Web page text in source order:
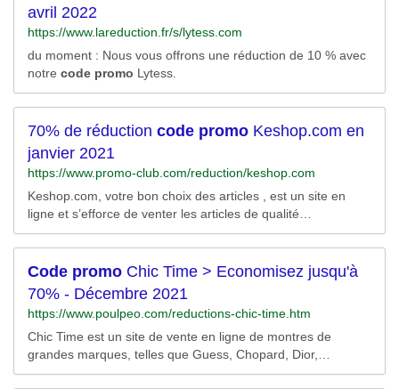
avril 2022
https://www.lareduction.fr/s/lytess.com
du moment : Nous vous offrons une réduction de 10 % avec
notre code promo Lytess.
70% de réduction code promo Keshop.com en
janvier 2021
https://www.promo-club.com/reduction/keshop.com
Keshop.com, votre bon choix des articles , est un site en
ligne et s’efforce de venter les articles de qualité
exceptionnele. Keshop.com vous présente une large gamme
de produits indispensables pour votre vie. Vous pouvez
facilement trouvez presque tous les produits dont vous avez
besoin. Sélectionnez les articles dont vous...
Code promo Chic Time > Economisez jusqu'à
70% - Décembre 2021
https://www.poulpeo.com/reductions-chic-time.htm
Chic Time est un site de vente en ligne de montres de
grandes marques, telles que Guess, Chopard, Dior,
Channel... Le site propose plus de 4700 modèles pour